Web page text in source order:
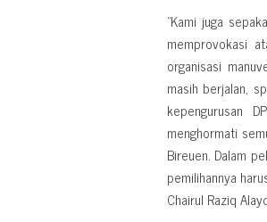
"Kami juga
memprovokasi
organisasi
masih berjalan,
kepengurusan
menghormati
Bireuen. Dalam
pemilihannya
Chairul Raziq